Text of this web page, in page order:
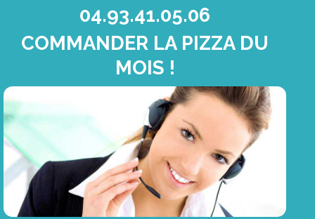
04.93.41.05.06
COMMANDER LA PIZZA DU
MOIS !